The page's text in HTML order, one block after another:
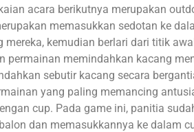
acara berikutnya merupakan
memasukkan sedotan ke
mereka, kemudian berlari dari titik
permainan memindahkan kacang
sebutir kacang secara
yang paling memancing
cup. Pada game ini, panitia
dan memasukkannya ke dalam